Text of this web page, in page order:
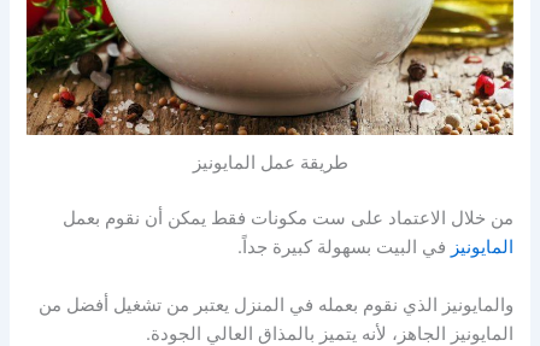
طريقة عمل المايونيز
من خلال الاعتماد على ست مكونات فقط يمكن أن نقوم بعمل
المايونيز في البيت بسهولة كبيرة جداً.
والمايونيز الذي نقوم بعمله في المنزل يعتبر من تشغيل أفضل من
المايونيز الجاهز، لأنه يتميز بالمذاق العالي الجودة.